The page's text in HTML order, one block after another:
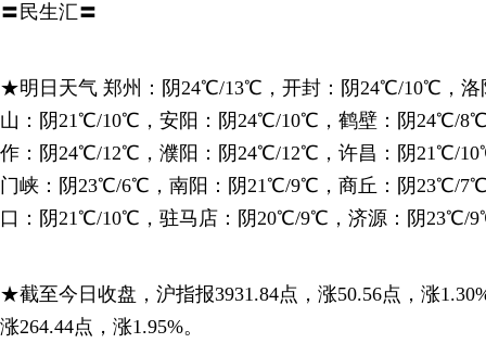
〓民生汇〓
★明日天气 郑州：阴24℃/13℃，开封：阴24℃/10℃，
山：阴21℃/10℃，安阳：阴24℃/10℃，鹤壁：阴24℃/
作：阴24℃/12℃，濮阳：阴24℃/12℃，许昌：阴21℃/
门峡：阴23℃/6℃，南阳：阴21℃/9℃，商丘：阴23℃/
口：阴21℃/10℃，驻马店：阴20℃/9℃，济源：阴23℃/
★截至今日收盘，沪指报3931.84点，涨50.56点，涨
涨264.44点，涨1.95%。